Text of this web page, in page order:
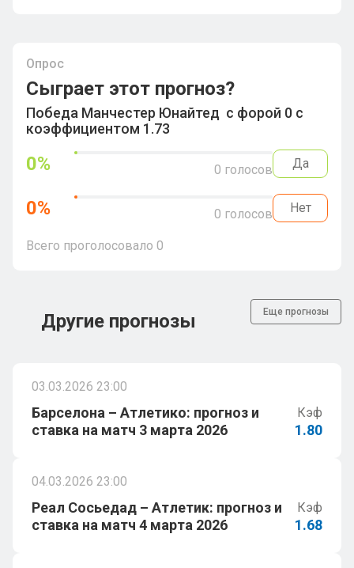
Опрос
Сыграет этот прогноз?
Победа Манчестер Юнайтед с форой 0 с
коэффициентом 1.73
0% 0 голосов Да
0% 0 голосов Нет
Всего проголосовало 0
Другие прогнозы Еще прогнозы
03.03.2026 23:00
Барселона – Атлетико: прогноз и
ставка на матч 3 марта 2026
Кэф
1.80
04.03.2026 23:00
Реал Сосьедад – Атлетик: прогноз и
ставка на матч 4 марта 2026
Кэф
1.68